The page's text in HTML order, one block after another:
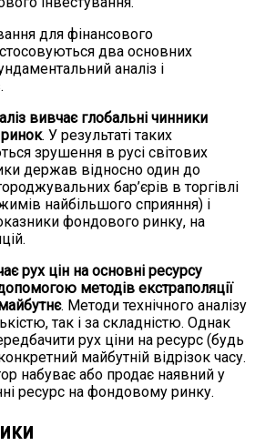
для фінансового
два основних
аналіз і
вивчає глобальні чинники
. У результаті таких
зрушення в русі світових
держав відносно один до
бар’єрів в торгівлі
найбільшого сприяння) і
фондового ринку, на
рух цін на основні ресурсу
методів екстраполяції
. Методи технічного аналізу
так і за складністю. Однак
рух ціни на ресурс (будь
майбутній відрізок часу.
набуває або продає наявний у
ресурс на фондовому ринку.